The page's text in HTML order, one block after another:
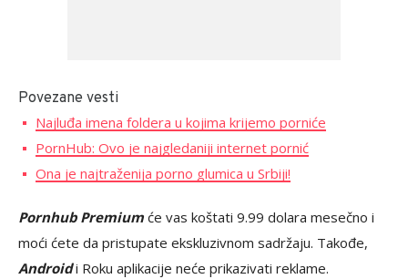
Povezane vesti
Najluđa imena foldera u kojima krijemo porniće
PornHub: Ovo je najgledaniji internet pornić
Ona je najtraženija porno glumica u Srbiji!
Pornhub Premium će vas koštati 9.99 dolara mesečno i
moći ćete da pristupate ekskluzivnom sadržaju. Takođe,
Androidi Roku aplikacije neće prikazivati reklame.